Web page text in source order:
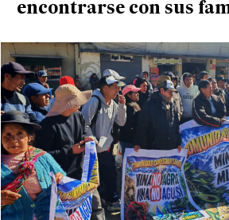
encontrarse con sus